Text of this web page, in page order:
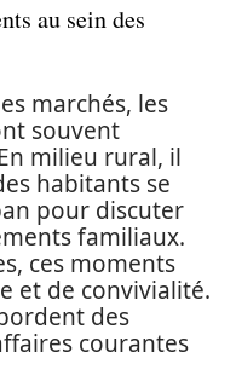
au sein des
marchés, les
souvent
milieu rural, il
habitants se
pour discuter
familiaux.
ces moments
et de convivialité.
des
courantes